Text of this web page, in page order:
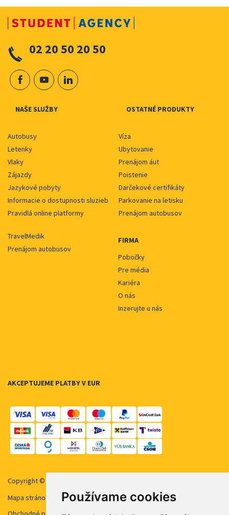
Používame cookies
02 20 50 20 50
NAŠE SLUŽBY OSTATNÉ PRODUKTY
Autobusy
Letenky
Vlaky
Zájazdy
Jazykové pobyty
Informacie o dostupnosti sluzieb
Pravidlá online platformy
Víza
Ubytovanie
Prenájom áut
Poistenie
Darčekové certifikáty
Parkovanie na letisku
Prenájom autobusov
TravelMedik
Prenájom autobusov
FIRMA
Pobočky
Pre média
Kariéra
O nás
Inzerujte u nás
AKCEPTUJEME PLATBY V EUR
Copyright © 2026 STUDENT AGENCY, s.r.o. Všechna práva vyhrazena.
Mapa stránok